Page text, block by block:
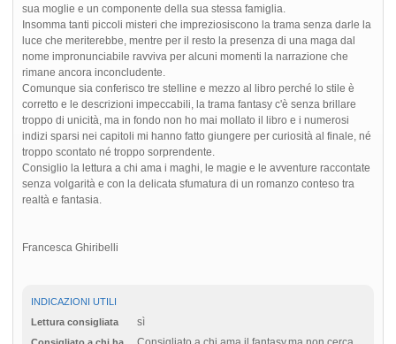
sua moglie e un componente della sua stessa famiglia.
Insomma tanti piccoli misteri che impreziosiscono la trama senza darle la
luce che meriterebbe, mentre per il resto la presenza di una maga dal
nome impronunciabile ravviva per alcuni momenti la narrazione che
rimane ancora inconcludente.
Comunque sia conferisco tre stelline e mezzo al libro perché lo stile è
corretto e le descrizioni impeccabili, la trama fantasy c'è senza brillare
troppo di unicità, ma in fondo non ho mai mollato il libro e i numerosi
indizi sparsi nei capitoli mi hanno fatto giungere per curiosità al finale, né
troppo scontato né troppo sorprendente.
Consiglio la lettura a chi ama i maghi, le magie e le avventure raccontate
senza volgarità e con la delicata sfumatura di un romanzo conteso tra
realtà e fantasia.
Francesca Ghiribelli
INDICAZIONI UTILI
Lettura consigliata
sì